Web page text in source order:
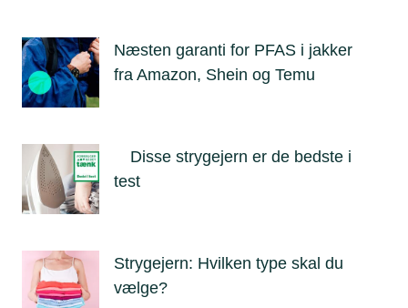
Næsten garanti for PFAS i jakker
fra Amazon, Shein og Temu
Disse strygejern er de bedste i
test
Strygejern: Hvilken type skal du
vælge?